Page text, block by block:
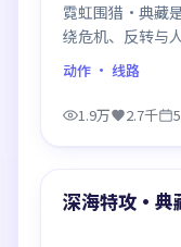
霓虹围猎·典藏
绕危机、反转与
推荐观看。
动作 · 线路
1.9万 2.7千
最新
深海特攻·典